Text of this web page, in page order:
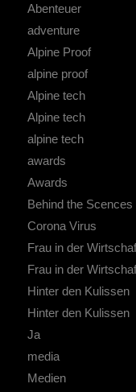
Abenteuer
adventure
Alpine Proof
alpine proof
Alpine tech
Alpine tech
alpine tech
awards
Awards
Behind the Scences
Corona Virus
Frau in der
Frau in der
Hinter den Kulissen
Hinter den Kulissen
Ja
media
Medien